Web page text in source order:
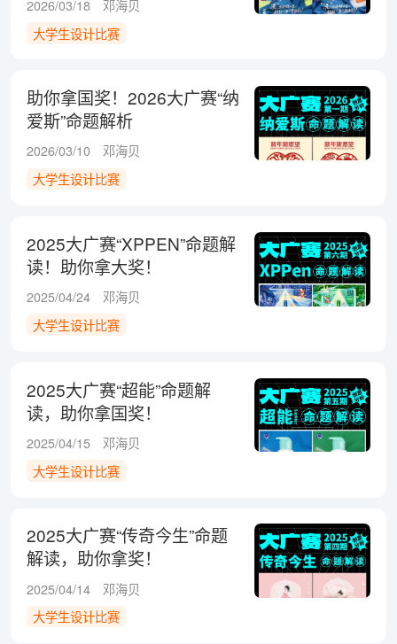
2026/03/18
邓海贝
大学生设计比赛
助你拿国奖！2026大广赛“纳
爱斯”命题解析
2026/03/10
邓海贝
大学生设计比赛
2025大广赛“XPPEN”命题解
读！助你拿大奖！
2025/04/24
邓海贝
大学生设计比赛
2025大广赛“超能”命题解
读，助你拿国奖！
2025/04/15
邓海贝
大学生设计比赛
2025大广赛“传奇今生”命题
解读，助你拿奖！
2025/04/14
邓海贝
大学生设计比赛